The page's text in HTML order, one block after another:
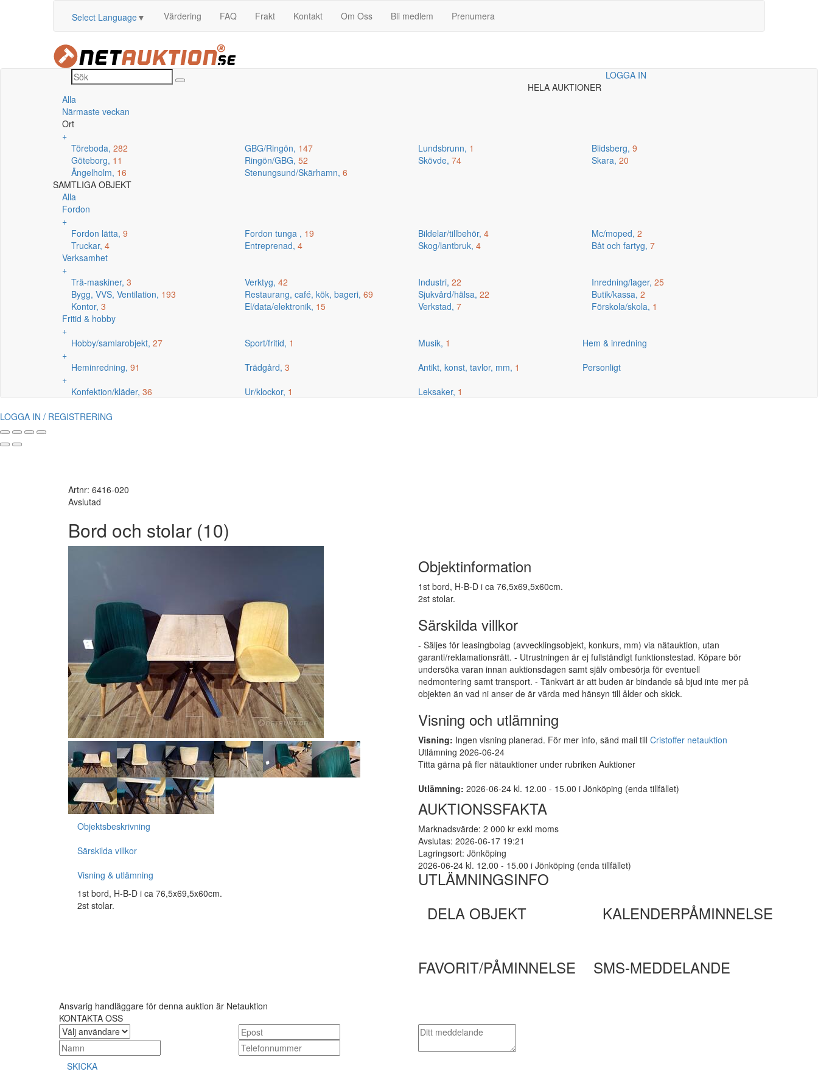
Select Language▼ Värdering FAQ Frakt Kontakt Om Oss Bli medlem Prenumera
LOGGA IN
HELA AUKTIONER
Alla
Närmaste veckan
Ort
+
Töreboda, 282 GBG/Ringön, 147 Lundsbrunn, 1 Blidsberg, 9
Göteborg, 11 Ringön/GBG, 52 Skövde, 74 Skara, 20
Ängelholm, 16 Stenungsund/Skärhamn, 6
SAMTLIGA OBJEKT
Alla
Fordon
+
Fordon lätta, 9 Fordon tunga , 19 Bildelar/tillbehör, 4 Mc/moped, 2
Truckar, 4 Entreprenad, 4 Skog/lantbruk, 4 Båt och fartyg, 7
Verksamhet
+
Trä-maskiner, 3 Verktyg, 42 Industri, 22 Inredning/lager, 25
Bygg, VVS, Ventilation, 193 Restaurang, café, kök, bageri, 69 Sjukvård/hälsa, 22 Butik/kassa, 2
Kontor, 3 El/data/elektronik, 15 Verkstad, 7 Förskola/skola, 1
Fritid & hobby
+
Hobby/samlarobjekt, 27 Sport/fritid, 1 Musik, 1
Hem & inredning
+
Heminredning, 91 Trädgård, 3 Antikt, konst, tavlor, mm, 1
Personligt
+
Konfektion/kläder, 36 Ur/klockor, 1 Leksaker, 1
LOGGA IN / REGISTRERING
Artnr: 6416-020
Avslutad
Bord och stolar (10)
Objektsbeskrivning
Särskilda villkor
Visning & utlämning
1st bord, H-B-D i ca 76,5x69,5x60cm.
2st stolar.
Objektinformation
1st bord, H-B-D i ca 76,5x69,5x60cm.
2st stolar.
Särskilda villkor
- Säljes för leasingbolag (avvecklingsobjekt, konkurs, mm) via nätauktion, utan
garanti/reklamationsrätt. - Utrustningen är ej fullständigt funktionstestad. Köpare bör
undersöka varan innan auktionsdagen samt själv ombesörja för eventuell
nedmontering samt transport. - Tänkvärt är att buden är bindande så bjud inte mer på
objekten än vad ni anser de är värda med hänsyn till ålder och skick.
Visning och utlämning
Visning: Ingen visning planerad. För mer info, sänd mail till Cristoffer netauktion
Utlämning 2026-06-24
Titta gärna på fler nätauktioner under rubriken Auktioner
Utlämning: 2026-06-24 kl. 12.00 - 15.00 i Jönköping (enda tillfället)
AUKTIONSSFAKTA
Marknadsvärde: 2 000 kr exkl moms
Avslutas: 2026-06-17 19:21
Lagringsort: Jönköping
2026-06-24 kl. 12.00 - 15.00 i Jönköping (enda tillfället)
UTLÄMNINGSINFO
DELA OBJEKT
KALENDERPÅMINNELSE
FAVORIT/PÅMINNELSE SMS-MEDDELANDE
Ansvarig handläggare för denna auktion är Netauktion
KONTAKTA OSS
SKICKA